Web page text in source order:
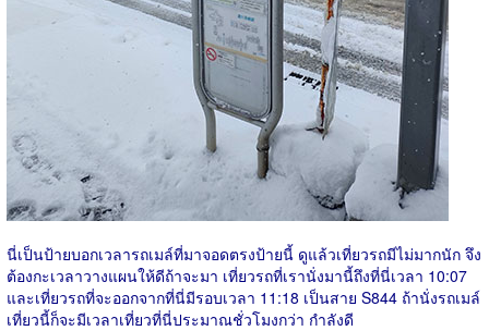
นี่เป็นป้ายบอกเวลารถเมล์ที่มาจอดตรงป้ายนี้ ดูแล้วเที่ยวรถมีไม่มากนัก จึง
ต้องกะเวลาวางแผนให้ดีถ้าจะมา เที่ยวรถที่เรานั่งมานี้ถึงที่นี่เวลา 10:07
และเที่ยวรถที่จะออกจากที่นี่มีรอบเวลา 11:18 เป็นสาย S844 ถ้านั่งรถเมล์
เที่ยวนี้ก็จะมีเวลาเที่ยวที่นี่ประมาณชั่วโมงกว่า กำลังดี